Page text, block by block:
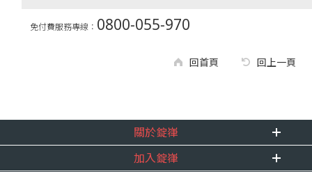
免付費服務專線： 0800-055-970
回首頁 回上一頁
關於錠嵂
企業資訊
加入錠嵂